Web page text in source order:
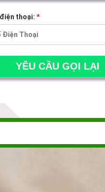
thoại: *